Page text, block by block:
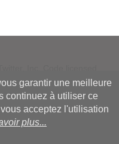
OFL 1.1.
garantir une meilleure
continuez à utiliser ce
acceptez l'utilisation
plus...